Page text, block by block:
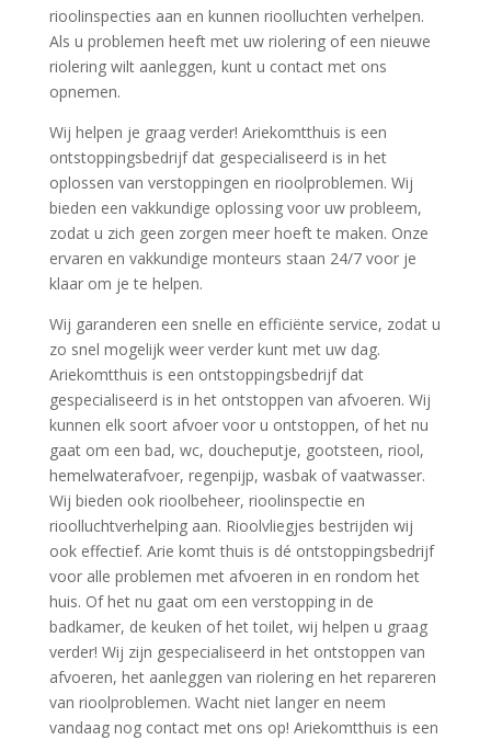
rioolinspecties aan en kunnen rioolluchten verhelpen.
Als u problemen heeft met uw riolering of een nieuwe
riolering wilt aanleggen, kunt u contact met ons
opnemen.
Wij helpen je graag verder! Ariekomtthuis is een
ontstoppingsbedrijf dat gespecialiseerd is in het
oplossen van verstoppingen en rioolproblemen. Wij
bieden een vakkundige oplossing voor uw probleem,
zodat u zich geen zorgen meer hoeft te maken. Onze
ervaren en vakkundige monteurs staan 24/7 voor je
klaar om je te helpen.
Wij garanderen een snelle en efficiënte service, zodat u
zo snel mogelijk weer verder kunt met uw dag.
Ariekomtthuis is een ontstoppingsbedrijf dat
gespecialiseerd is in het ontstoppen van afvoeren. Wij
kunnen elk soort afvoer voor u ontstoppen, of het nu
gaat om een bad, wc, doucheputje, gootsteen, riool,
hemelwaterafvoer, regenpijp, wasbak of vaatwasser.
Wij bieden ook rioolbeheer, rioolinspectie en
rioolluchtverhelping aan. Rioolvliegjes bestrijden wij
ook effectief. Arie komt thuis is dé ontstoppingsbedrijf
voor alle problemen met afvoeren in en rondom het
huis. Of het nu gaat om een verstopping in de
badkamer, de keuken of het toilet, wij helpen u graag
verder! Wij zijn gespecialiseerd in het ontstoppen van
afvoeren, het aanleggen van riolering en het repareren
van rioolproblemen. Wacht niet langer en neem
vandaag nog contact met ons op! Ariekomtthuis is een